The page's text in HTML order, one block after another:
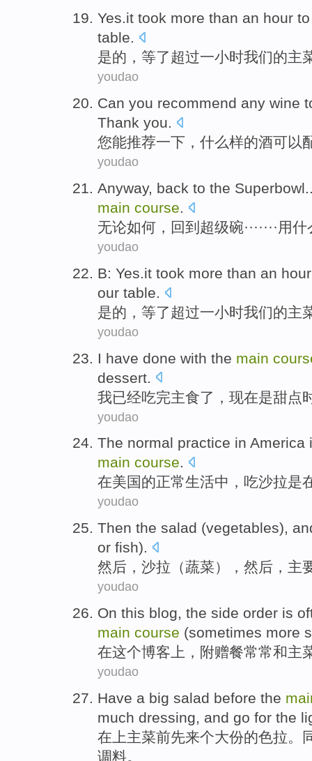
Yes.it took more than an hour
table.
是的，等了超过一小时我们的主
youdao
Can you recommend any wine
Thank you.
您能推荐一下 ，什么样的酒可以
youdao
Anyway, back to the Superbowl
main course.
无论如何 ， 回到 超级碗·······用什
youdao
B: Yes.it took more than an hour
our table.
是的 ，等了超过一小时我们的主
youdao
I have done with the main
dessert
我已经吃完主食了， 现在是甜点
youdao
The normal practice in America
main course.
在美国的正常生活中， 吃沙拉是
youdao
Then the salad (vegetables),
or fish).
然后 ， 沙拉 （蔬菜），然后， 主
youdao
On this blog, the side order is
main course (sometimes more
在这个博客上 ， 附赠餐常常和主
youdao
Have a big salad before the
much dressing, and go for the
在上主菜前先来个大份的色拉。
调料。